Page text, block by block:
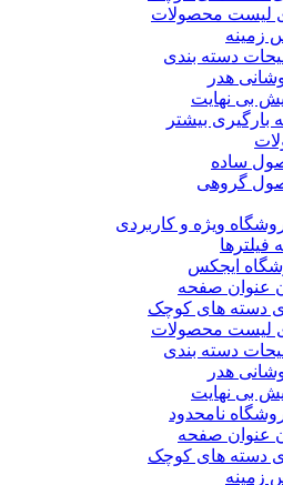
لیست محصولات
زمینه
دسته بندی
هدر
بی نهایت
بارگیری بیشتر
ساده
گروهی
ویژه و کاربردی
فیلترها
ایجکس
عنوان صفحه
دسته های کوچک
لیست محصولات
دسته بندی
هدر
بی نهایت
نامحدود
عنوان صفحه
دسته های کوچک
زمینه